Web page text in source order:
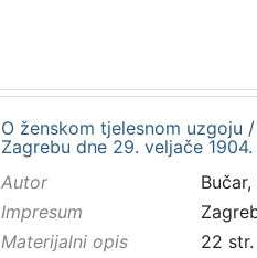
O ženskom tjelesnom uzgoju
Zagrebu dne 29. veljače
Autor
Impresum
Materijalni opis
22